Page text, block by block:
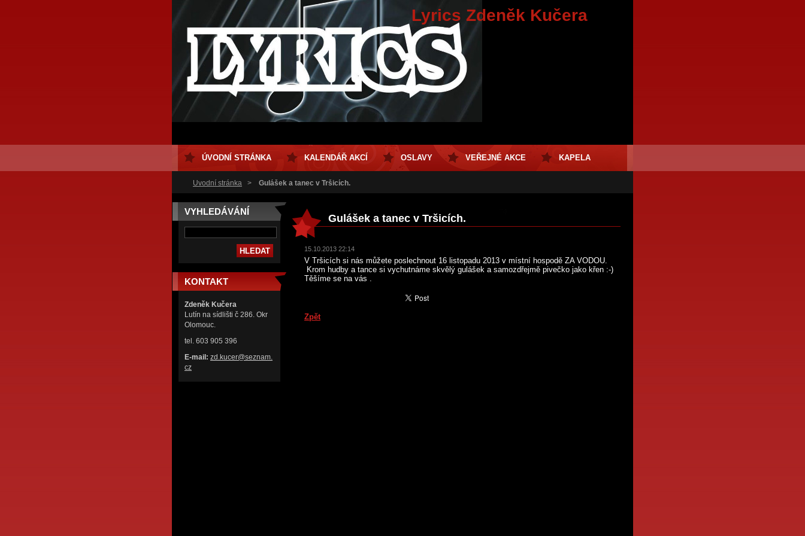
Lyrics Zdeněk Kučera
Úvodní stránka > Gulášek a tanec v Tršicích.
VYHLEDÁVÁNÍ
KONTAKT
Zdeněk Kučera
Lutín na sídlišti č 286. Okr
Olomouc.
tel. 603 905 396
E-mail: zd.kucer@seznam.
cz
Gulášek a tanec v Tršicích.
15.10.2013 22:14
V Tršicích si nás můžete poslechnout 16 listopadu 2013 v místní hospodě ZA VODOU.
Krom hudby a tance si vychutnáme skvělý gulášek a samozdřejmě pivečko jako křen :-)
Těšíme se na vás .
Zpět
ÚVODNÍ STRÁNKA KALENDÁŘ AKCÍ OSLAVY VEŘEJNÉ AKCE KAPELA